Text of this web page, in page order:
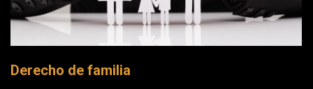
Derecho de familia